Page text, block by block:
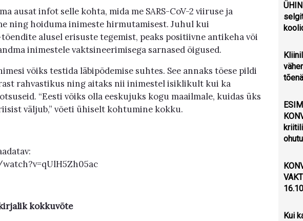
ausat infot selle kohta, mida me SARS-CoV-2 viiruse ja
ning hoiduma inimeste hirmutamisest. Juhul kui
alusel erisuste tegemist, peaks positiivne antikeha või
inimestele vaktsineerimisega sarnased õigused.
võiks testida läbipõdemise suhtes. See annaks tõese pildi
rahvastikus ning aitaks nii inimestel isiklikult kui ka
“Eesti võiks olla eeskujuks kogu maailmale, kuidas üks
väljub,” võeti ühiselt kohtumine kokku.
kokkuvõte
Kui